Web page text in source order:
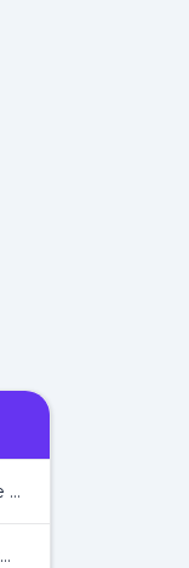
Convertitore di Immagine in Testo Online
Strumento di Rilevamento dei Temi WordPress